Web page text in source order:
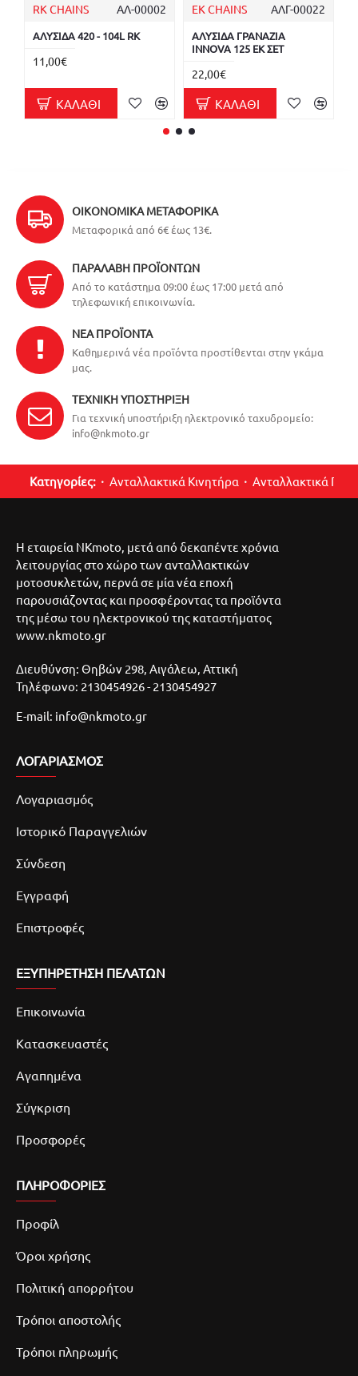
RK CHAINS ΑΛ-00002
ΑΛΥΣΙΔΑ 420 - 104L RK
11,00€
ΚΑΛΆΘΙ
EK CHAINS ΑΛΓ-00022
ΑΛΥΣΙΔΑ ΓΡΑΝΑΖΙΑ
INNOVA 125 EK ΣΕΤ
22,00€
ΚΑΛΆΘΙ
ΟΙΚΟΝΟΜΙΚΆ ΜΕΤΑΦΟΡΙΚΆ
Μεταφορικά από 6€ έως 13€.
ΠΑΡΑΛΑΒΉ ΠΡΟΪΌΝΤΩΝ
Από το κατάστημα 09:00 έως 17:00 μετά από
τηλεφωνική επικοινωνία.
ΝΈΑ ΠΡΟΪΌΝΤΑ
Καθημερινά νέα προϊόντα προστίθενται στην γκάμα
μας.
ΤΕΧΝΙΚΉ ΥΠΟΣΤΉΡΙΞΗ
Για τεχνική υποστήριξη ηλεκτρονικό ταχυδρομείο:
info@nkmoto.gr
Κατηγορίες: Ανταλλακτικά Κινητήρα Ανταλλακτικά
Η εταιρεία NKmoto, μετά από δεκαπέντε χρόνια
λειτουργίας στο χώρο των ανταλλακτικών
μοτοσυκλετών, περνά σε μία νέα εποχή
παρουσιάζοντας και προσφέροντας τα προϊόντα
της μέσω του ηλεκτρονικού της καταστήματος
www.nkmoto.gr
Διευθύνση: Θηβών 298, Αιγάλεω, Αττική
Τηλέφωνο: 2130454926 - 2130454927
E-mail: info@nkmoto.gr
ΛΟΓΑΡΙΑΣΜΌΣ
Λογαριασμός
Ιστορικό Παραγγελιών
Σύνδεση
Εγγραφή
Επιστροφές
ΕΞΥΠΗΡΕΤΗΣΗ ΠΕΛΑΤΩΝ
Επικοινωνία
Κατασκευαστές
Αγαπημένα
Σύγκριση
Προσφορές
ΠΛΗΡΟΦΟΡΙΕΣ
Προφίλ
Όροι χρήσης
Πολιτική απορρήτου
Τρόποι αποστολής
Τρόποι πληρωμής